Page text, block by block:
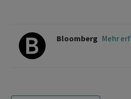
Bloomberg Mehr